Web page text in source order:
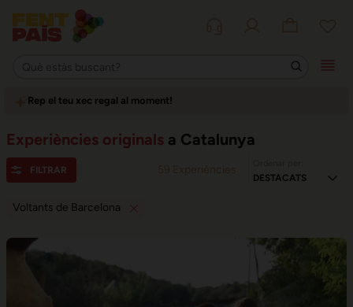
Rep el teu xec regal al moment!
Experiències originals a Catalunya
FILTRAR
Voltants de Barcelona